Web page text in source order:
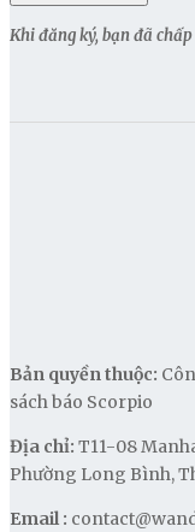
Khi đăng ký, bạn đã
Bản quyền thuộc:
sách báo Scorpio
Địa chỉ: T11-08
Phường Long Bình,
Email :